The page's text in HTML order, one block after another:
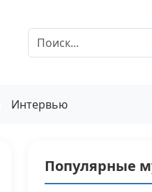
Интервью
Популярные